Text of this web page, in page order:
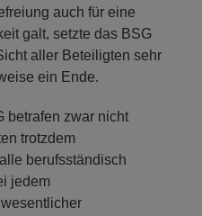
auch für eine
galt, setzte das BSG
aller Beteiligten sehr
ein Ende.
betrafen zwar nicht
trotzdem
berufsständisch
jedem